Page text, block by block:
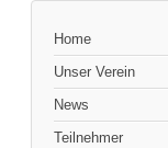
Home
Unser Verein
News
Teilnehmer